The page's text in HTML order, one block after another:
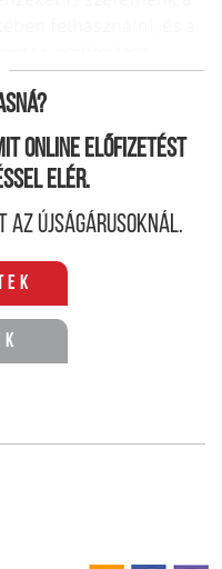
online előfizetést
elér.
az újságárusoknál.